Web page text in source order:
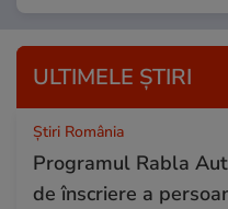
ULTIMELE ȘTIRI
Știri România
Programul Rabla
de înscriere a